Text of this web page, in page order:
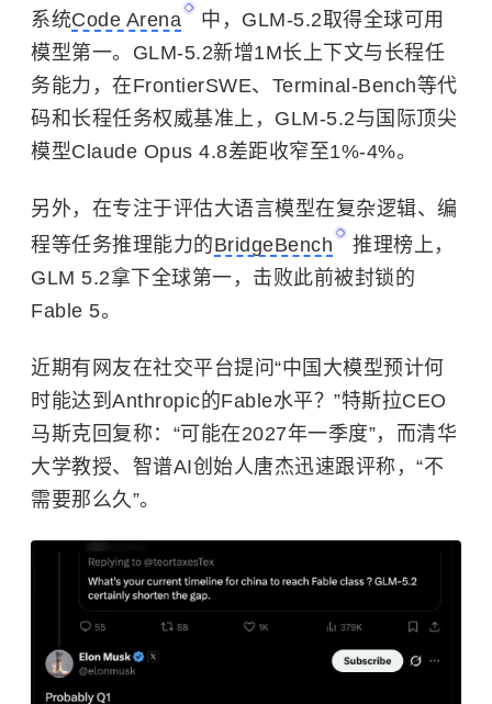
系统Code Arena
中，GLM-5.2取得全球可用
模型第一。GLM-5.2新增1M长上下文与长程任
务能力，在FrontierSWE、Terminal-Bench等代
码和长程任务权威基准上，GLM-5.2与国际顶尖
模型Claude Opus 4.8差距收窄至1%-4%。
另外，在专注于评估大语言模型在复杂逻辑、编
程等任务‌推理能力的BridgeBench
推理榜上，
GLM 5.2拿下全球第一，击败此前被封锁的
Fable 5。
近期有网友在社交平台提问“中国大模型预计何
时能达到Anthropic的Fable水平？”特斯拉CEO
马斯克回复称：“可能在2027年一季度”，而清华
大学教授、智谱AI创始人唐杰迅速跟评称，“不
需要那么久”。